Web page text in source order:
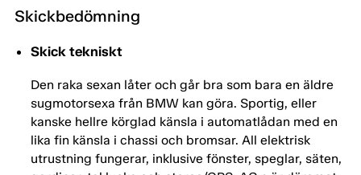
Skickbedömning
Skick tekniskt
Den raka sexan låter och går bra som bara en äldre
sugmotorsexa från BMW kan göra. Sportig, eller
kanske hellre körglad känsla i automatlådan med en
lika fin känsla i chassi och bromsar. All elektrisk
utrustning fungerar, inklusive fönster, speglar, säten,